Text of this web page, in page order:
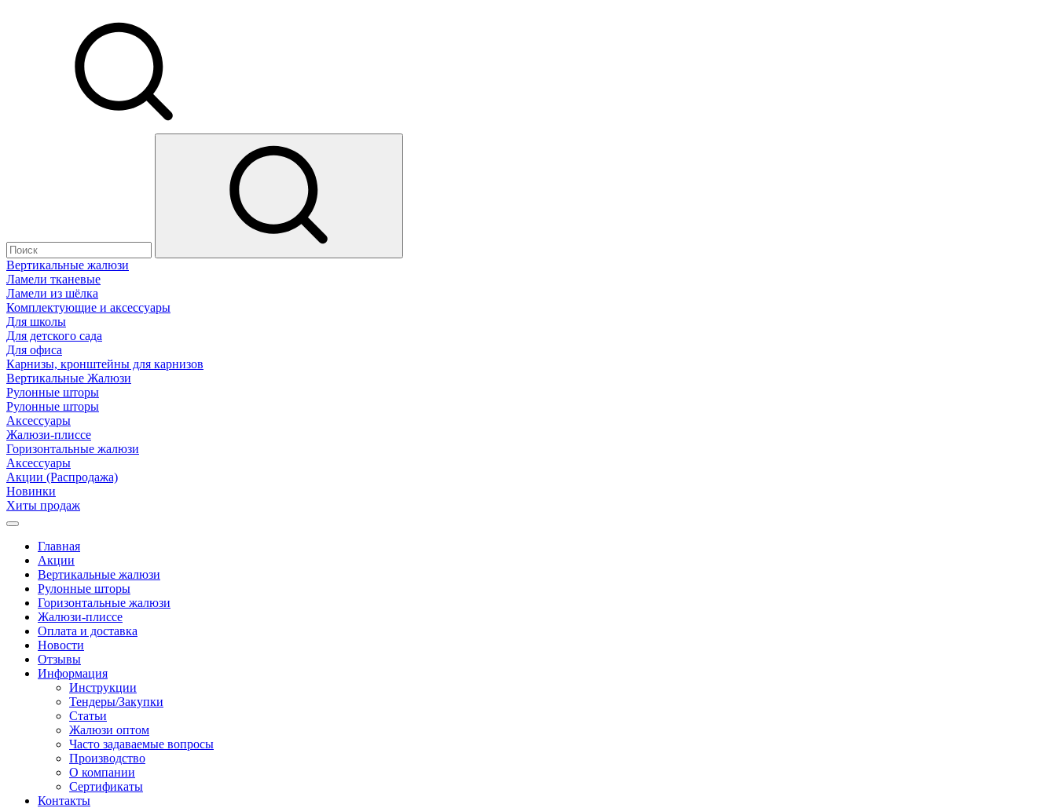
Вертикальные жалюзи
Ламели тканевые
Ламели из шёлка
Комплектующие и аксессуары
Для школы
Для детского сада
Для офиса
Карнизы, кронштейны для карнизов
Вертикальные Жалюзи
Рулонные шторы
Рулонные шторы
Аксессуары
Жалюзи-плиссе
Горизонтальные жалюзи
Аксессуары
Акции (Распродажа)
Новинки
Хиты продаж
Главная
Акции
Вертикальные жалюзи
Рулонные шторы
Горизонтальные жалюзи
Жалюзи-плиссе
Оплата и доставка
Новости
Отзывы
Информация
Инструкции
Тендеры/Закупки
Статьи
Жалюзи оптом
Часто задаваемые вопросы
Производство
О компании
Сертификаты
Контакты